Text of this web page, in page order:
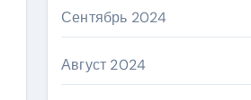
Сентябрь 2024
Август 2024